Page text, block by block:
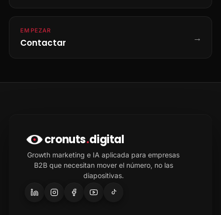
EMPEZAR
Contactar →
cronuts.digital
Growth marketing e IA aplicada para empresas
B2B que necesitan mover el número, no las
diapositivas.